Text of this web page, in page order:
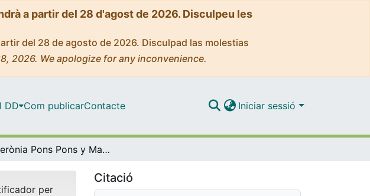
a partir del 28 d'agost de 2026. Disculpeu les
del 28 de agosto de 2026. Disculpad las molestias
2026. We apologize for any inconvenience.
DD Com publicarContacte Iniciar sessió
Jerònia Pons Pons y Margarita Vilar Rodríguez. El seguro de salud privado y público en España. Su análisis en perspectiva histórica
per
Citació